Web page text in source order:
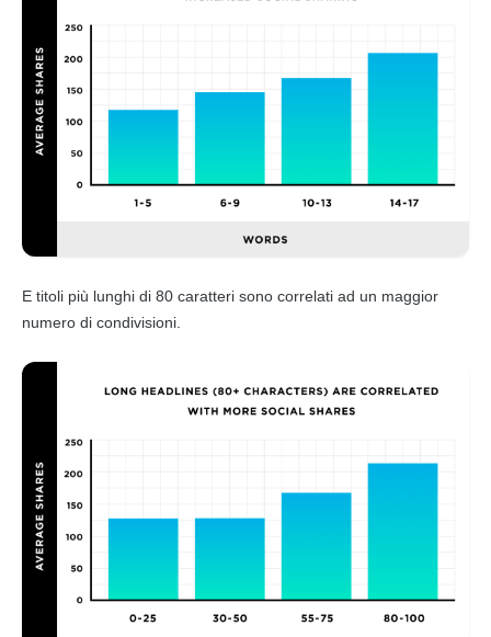
E titoli più lunghi di 80 caratteri sono correlati ad un maggior
numero di condivisioni.